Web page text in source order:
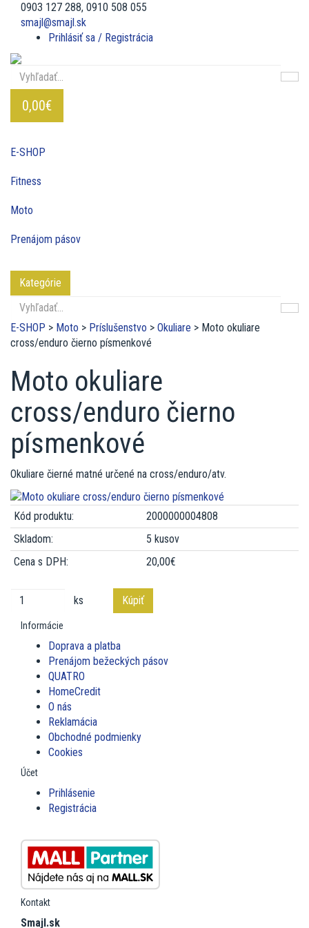
0903 127 288, 0910 508 055
smajl@smajl.sk
Prihlásiť sa / Registrácia
0,00€
E-SHOP
Fitness
Moto
Prenájom pásov
Kategórie
E-SHOP > Moto > Príslušenstvo > Okuliare > Moto okuliare
cross/enduro čierno písmenkové
Moto okuliare
cross/enduro čierno
písmenkové
Okuliare čierné matné určené na cross/enduro/atv.
Kód produktu:
2000000004808
Skladom:
5 kusov
Cena s DPH:
20,00€
ks Kúpiť
Informácie
Doprava a platba
Prenájom bežeckých pásov
QUATRO
HomeCredit
O nás
Reklamácia
Obchodné podmienky
Cookies
Účet
Prihlásenie
Registrácia
Kontakt
Smajl.sk